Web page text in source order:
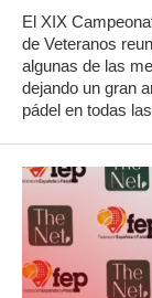
El XIX
de Veteranos
algunas de las
dejando un gran
pádel en todas